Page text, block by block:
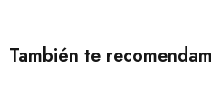
También te